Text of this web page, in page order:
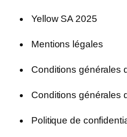
Yellow SA 2025
Mentions légales
Conditions générales
Conditions générales
Politique de